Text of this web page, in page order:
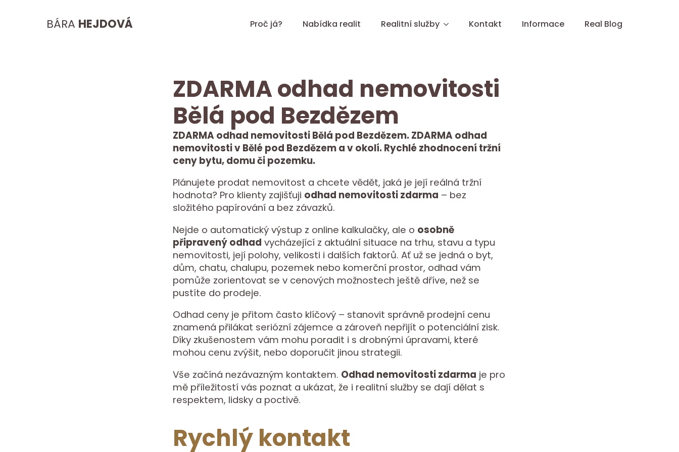
BÁRA HEJDOVÁ Proč já? Nabídka realit Realitní služby Kontakt Informace Real Blog
ZDARMA odhad nemovitosti
Bělá pod Bezdězem
ZDARMA odhad nemovitosti Bělá pod Bezdězem. ZDARMA odhad
nemovitosti v Bělé pod Bezdězem a v okolí. Rychlé zhodnocení tržní
ceny bytu, domu či pozemku.
Plánujete prodat nemovitost a chcete vědět, jaká je její reálná tržní
hodnota? Pro klienty zajišťuji odhad nemovitosti zdarma – bez
složitého papírování a bez závazků.
Nejde o automatický výstup z online kalkulačky, ale o osobně
připravený odhad vycházející z aktuální situace na trhu, stavu a typu
nemovitosti, její polohy, velikosti i dalších faktorů. Ať už se jedná o byt,
dům, chatu, chalupu, pozemek nebo komerční prostor, odhad vám
pomůže zorientovat se v cenových možnostech ještě dříve, než se
pustíte do prodeje.
Odhad ceny je přitom často klíčový – stanovit správně prodejní cenu
znamená přilákat seriózní zájemce a zároveň nepřijít o potenciální zisk.
Díky zkušenostem vám mohu poradit i s drobnými úpravami, které
mohou cenu zvýšit, nebo doporučit jinou strategii.
Vše začíná nezávazným kontaktem. Odhad nemovitosti zdarma je pro
mě příležitostí vás poznat a ukázat, že i realitní služby se dají dělat s
respektem, lidsky a poctivě.
Rychlý kontakt